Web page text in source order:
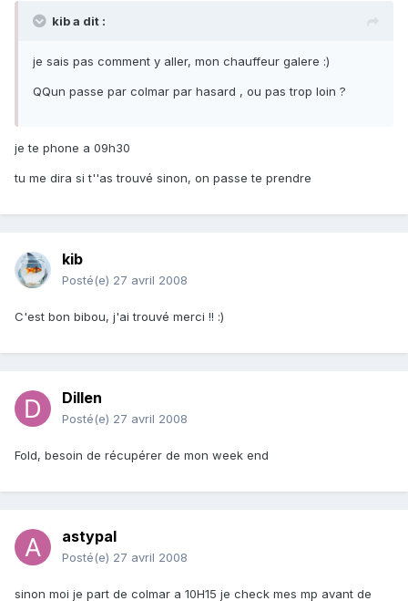
kib a dit :
je sais pas comment y aller, mon chauffeur galere :)
QQun passe par colmar par hasard , ou pas trop loin ?
je te phone a 09h30
tu me dira si t''as trouvé sinon, on passe te prendre
kib
Posté(e) 27 avril 2008
C'est bon bibou, j'ai trouvé merci !! :)
Dillen
Posté(e) 27 avril 2008
Fold, besoin de récupérer de mon week end
astypal
Posté(e) 27 avril 2008
sinon moi je part de colmar a 10H15 je check mes mp avant de